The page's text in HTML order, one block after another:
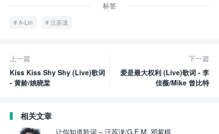
标签
A-Lin 汪苏泷
上一篇
Kiss Kiss Shy Shy (Live)歌词
- 黄龄/姚晓棠
下一篇
爱是最大权利 (Live)歌词 - 李
佳薇/Mike 曾比特
相关文章
让你知道歌词 – 汪苏泷/G.E.M. 邓紫棋